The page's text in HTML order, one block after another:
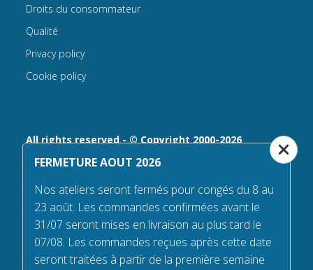
All rights reserved - © Copyright 2000-2026
bizOnweb s.r.l
P.IVA 02232630984 - Iscrizione presso la Camera di
Commercio di Brescia,
n° REA 432569 Capitale sociale versato Euro 25.000,00.
Tel +39.030 6394506
Droits du consommateur
Qualité
Privacy policy
Cookie policy
FERMETURE AOUT 2026
Nos ateliers seront fermés pour congés du 8 au
23 août. Les commandes confirmées avant le
31/07 seront mises en livraison au plus tard le
07/08. Les commandes reçues après cette date
seront traitées à partir de la première semaine